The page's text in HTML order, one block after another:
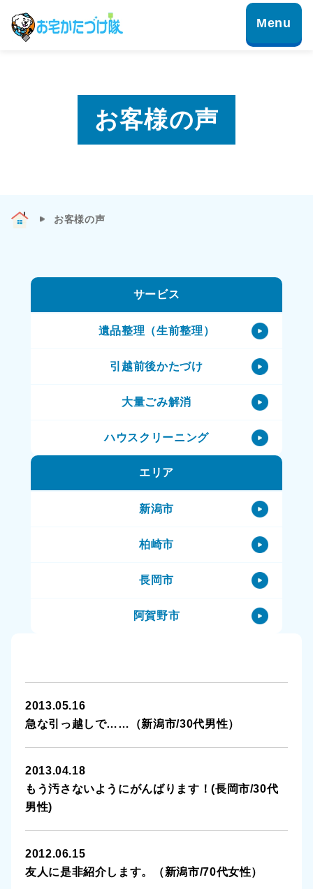
お客様の声
お客様の声
2013.05.16
急な引っ越しで……（新潟市/30代男性）
2013.04.18
もう汚さないようにがんばります！(長岡市/30代
男性)
2012.06.15
友人に是非紹介します。（新潟市/70代女性）
サービス
遺品整理（生前整理）
引越前後かたづけ
大量ごみ解消
ハウスクリーニング
その他サービス
エリア
新潟市
柏崎市
長岡市
阿賀野市
小千谷市
三条市
十日町市
湯沢町
燕市